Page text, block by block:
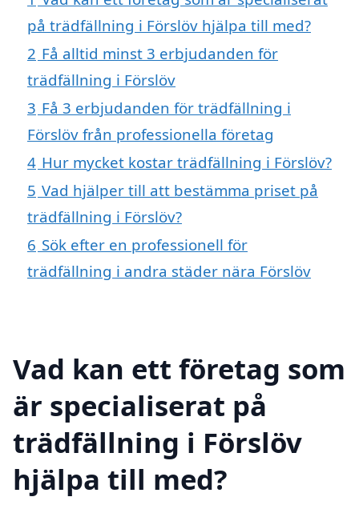
på trädfällning i Förslöv hjälpa till med?
2 Få alltid minst 3 erbjudanden för
trädfällning i Förslöv
3 Få 3 erbjudanden för trädfällning i
Förslöv från professionella företag
4 Hur mycket kostar trädfällning i Förslöv?
5 Vad hjälper till att bestämma priset på
trädfällning i Förslöv?
6 Sök efter en professionell för
trädfällning i andra städer nära Förslöv
Vad kan ett företag som
är specialiserat på
trädfällning i Förslöv
hjälpa till med?